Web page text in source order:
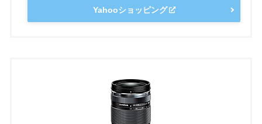
Yahooショッピング